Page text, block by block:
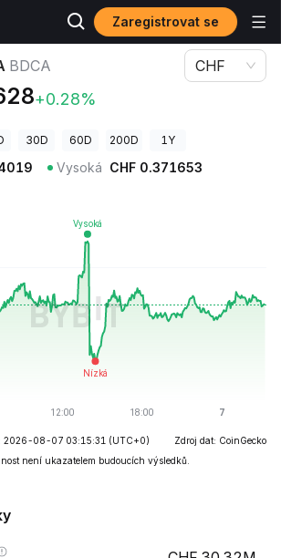
Zaregistrovat se
BitDCA BDCA
BDCA
+0.28%
CHF
30D 60D 200D 1Y
Vysoká CHF 0.371653
2026-08-07 03:15:31 (UTC+0)
Zdroj dat: CoinGecko
není ukazatelem budoucích výsledků.